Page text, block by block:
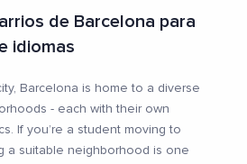
de Barcelona para
idiomas
Barcelona is home to a diverse
- each with their own
If you’re a student moving to
a suitable neighborhood is one